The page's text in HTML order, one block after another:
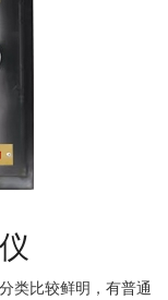
类比较鲜明，有普通